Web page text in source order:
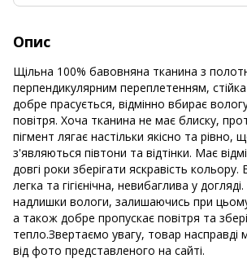
Опис
Щільна 100% бавовняна тканина з
перпендикулярним переплетенням,
добре прасується, відмінно вбирає
повітря. Хоча тканина не має блиску,
пігмент лягає настільки якісно та рівно,
з'являються півтони та відтінки. Має
довгі роки зберігати яскравість кольору.
легка та гігієнічна, невибаглива у
надлишки вологи, залишаючись при
а також добре пропускає повітря та
тепло.Звертаємо увагу, товар насправді
від фото представленого на сайті.